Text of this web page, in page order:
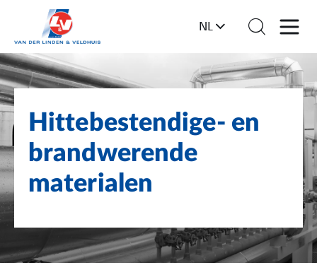
NL
Hittebestendige- en
brandwerende
materialen